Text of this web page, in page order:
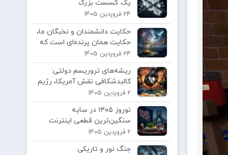
یک گسست بزرگ
24 فروردین 1405
حکایت دانشمندان و نخبگان ما،
حکایت همان پرنده‌ای است که
غریزه پروازش بر ترس از
گرسنگی غلبه کرده است.
24 فروردین 1405
ریشه‌های تروریسم دولتی:
کالبدشکافی نقش آمریکا، رژیم
صهیونیستی و متحدانشان در
ناامنی جهانی
2 فروردین 1405
نوروز ۱۴۰۵ در سایه
سنگین‌ترین قطعی اینترنت
تاریخ
2 فروردین 1405
جنگ نور و تاریکی